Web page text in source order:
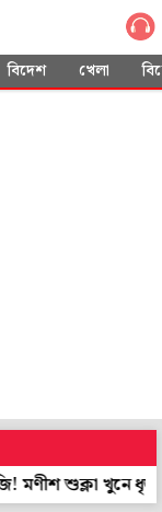
বিদেশ খেলা
খুনে ধৃত ২